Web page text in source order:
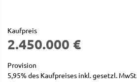
Kaufpreis
2.450.000 €
Provision
5,95% des Kaufpreises inkl. gesetzl.